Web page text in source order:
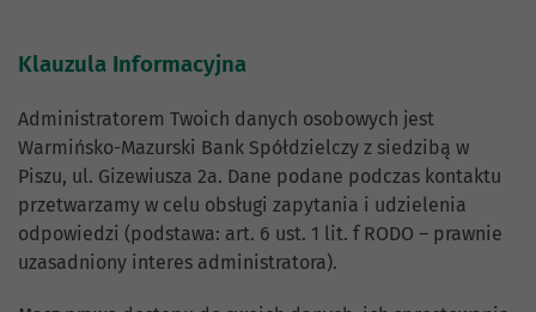
Klauzula Informacyjna
Administratorem Twoich danych osobowych jest
Warmińsko-Mazurski Bank Spółdzielczy z siedzibą w
Piszu, ul. Gizewiusza 2a. Dane podane podczas kontaktu
przetwarzamy w celu obsługi zapytania i udzielenia
odpowiedzi (podstawa: art. 6 ust. 1 lit. f RODO – prawnie
uzasadniony interes administratora).